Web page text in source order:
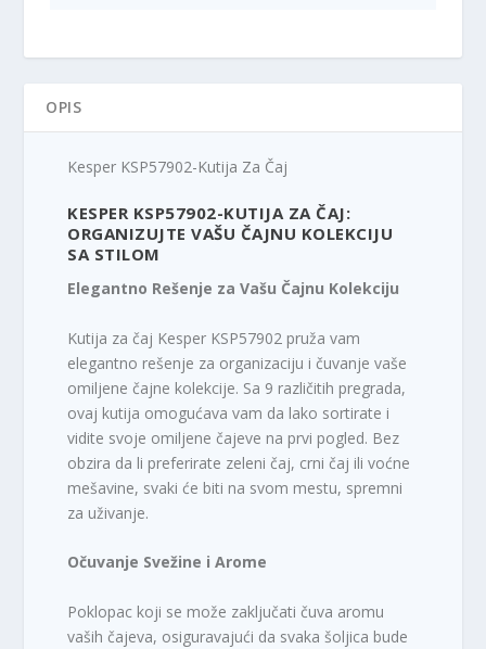
OPIS
Kesper KSP57902-Kutija Za Čaj
KESPER KSP57902-KUTIJA ZA ČAJ:
ORGANIZUJTE VAŠU ČAJNU KOLEKCIJU
SA STILOM
Elegantno Rešenje za Vašu Čajnu Kolekciju
Kutija za čaj Kesper KSP57902 pruža vam
elegantno rešenje za organizaciju i čuvanje vaše
omiljene čajne kolekcije. Sa 9 različitih pregrada,
ovaj kutija omogućava vam da lako sortirate i
vidite svoje omiljene čajeve na prvi pogled. Bez
obzira da li preferirate zeleni čaj, crni čaj ili voćne
mešavine, svaki će biti na svom mestu, spremni
za uživanje.
Očuvanje Svežine i Arome
Poklopac koji se može zaključati čuva aromu
vaših čajeva, osiguravajući da svaka šoljica bude